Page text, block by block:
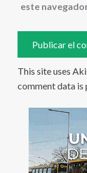
este
This site uses
comment data is